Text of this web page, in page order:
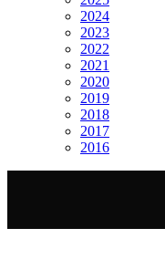
2024
2023
2022
2021
2020
2019
2018
2017
2016